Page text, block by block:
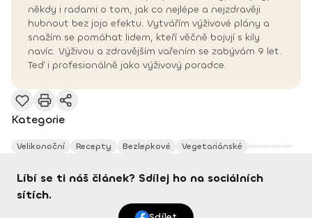
někdy i radami o tom, jak co nejlépe a nejzdravěji
hubnout bez jojo efektu. Vytvářím výživové plány a
snažím se pomáhat lidem, kteří věčně bojují s kily
navíc. Výživou a zdravějším vařením se zabývám 9 let.
Teď i profesionálně jako výživový poradce.
Kategorie
Velikonoční Recepty Bezlepkové Vegetariánské
Líbí se ti náš článek? Sdílej ho na sociálních
sítích.